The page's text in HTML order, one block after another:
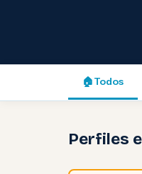
🏠Todos
Perfiles